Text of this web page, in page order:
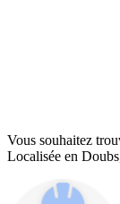
Vous souhaitez
Localisée en